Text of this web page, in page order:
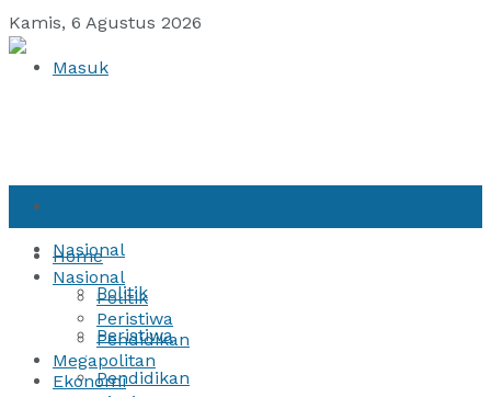
Kamis, 6 Agustus 2026
Masuk
Nasional
Politik
Peristiwa
Pendidikan
Home
Nasional
Politik
Peristiwa
Pendidikan
Megapolitan
Ekonomi